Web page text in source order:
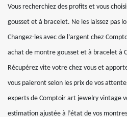
Vous recherchiez des profits et vous
gousset et à bracelet. Ne les laissez pas
Changez-les avec de l’argent chez
achat de montre gousset et à bracelet à
Récupérez vite votre chez vous et
vous paieront selon les prix de vos
experts de Comptoir art jewelry vintage
estimation ajustée à l’état de vos